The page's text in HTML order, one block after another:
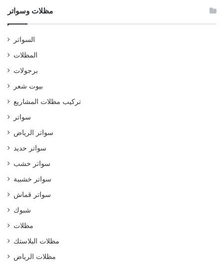
مظلات وسواتر
السواتر
المظلات
برجولات
بيوت شعر
تركيب مظلات المشاريع
سواتر
سواتر الرياض
سواتر حديد
سواتر خشب
سواتر خشبية
سواتر قماش
شبوك
مظلات
مظلات البلاستك
مظلات الرياض